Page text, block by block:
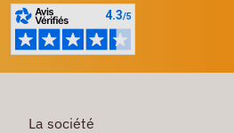
La société